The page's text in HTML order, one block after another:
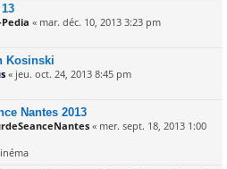
« mar. déc. 10, 2013 3:23 pm
Kosinski
« jeu. oct. 24, 2013 8:45 pm
Nantes 2013
« mer. sept. 18, 2013 1:00